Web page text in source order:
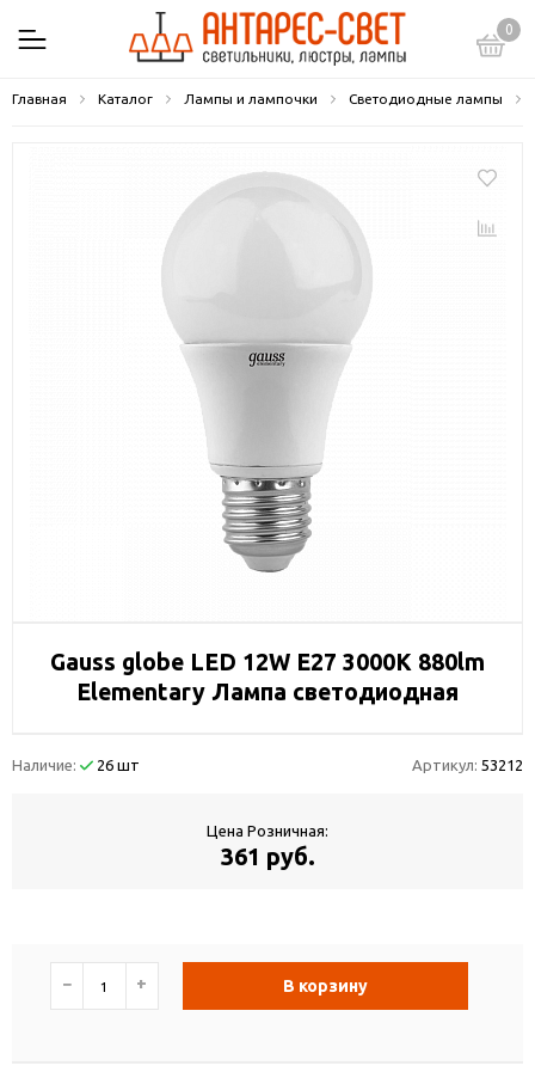
0
Главная Каталог Лампы и лампочки Светодиодные лампы
Gauss globe LED 12W E27 3000K 880lm
Elementary Лампа светодиодная
Наличие: 26 шт Артикул: 53212
Цена Розничная:
361 руб.
− + В корзину